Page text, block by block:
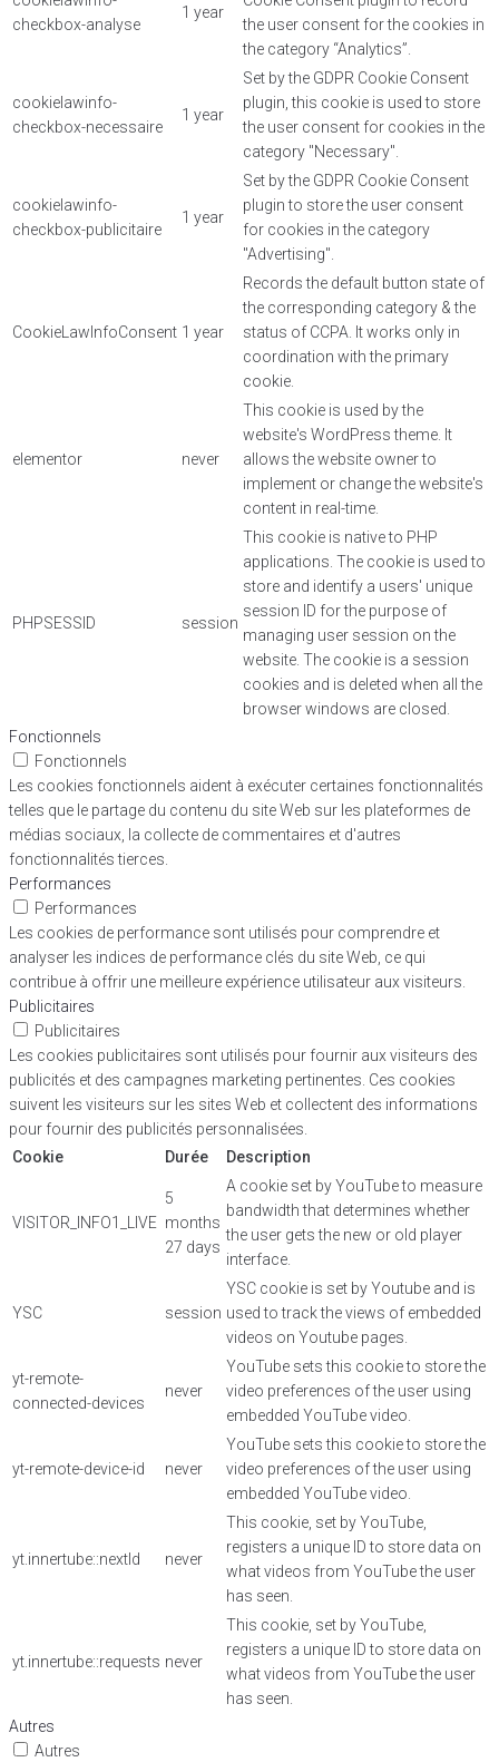
checkbox-analyse
1 year
the user consent for the cookies in
the category “Analytics”.
cookielawinfo-
checkbox-necessaire
1 year
Set by the GDPR Cookie Consent
plugin, this cookie is used to store
the user consent for cookies in the
category "Necessary".
cookielawinfo-
checkbox-publicitaire
1 year
Set by the GDPR Cookie Consent
plugin to store the user consent
for cookies in the category
"Advertising".
CookieLawInfoConsent 1 year
Records the default button state of
the corresponding category & the
status of CCPA. It works only in
coordination with the primary
cookie.
elementor never
This cookie is used by the
website's WordPress theme. It
allows the website owner to
implement or change the website's
content in real-time.
PHPSESSID session
This cookie is native to PHP
applications. The cookie is used to
store and identify a users' unique
session ID for the purpose of
managing user session on the
website. The cookie is a session
cookies and is deleted when all the
browser windows are closed.
Fonctionnels
Fonctionnels
Les cookies fonctionnels aident à exécuter certaines fonctionnalités
telles que le partage du contenu du site Web sur les plateformes de
médias sociaux, la collecte de commentaires et d'autres
fonctionnalités tierces.
Performances
Performances
Les cookies de performance sont utilisés pour comprendre et
analyser les indices de performance clés du site Web, ce qui
contribue à offrir une meilleure expérience utilisateur aux visiteurs.
Publicitaires
Publicitaires
Les cookies publicitaires sont utilisés pour fournir aux visiteurs des
publicités et des campagnes marketing pertinentes. Ces cookies
suivent les visiteurs sur les sites Web et collectent des informations
pour fournir des publicités personnalisées.
Cookie
Durée Description
VISITOR_INFO1_LIVE
5
months
27 days
A cookie set by YouTube to measure
bandwidth that determines whether
the user gets the new or old player
interface.
YSC session
YSC cookie is set by Youtube and is
used to track the views of embedded
videos on Youtube pages.
yt-remote-
connected-devices
never
YouTube sets this cookie to store the
video preferences of the user using
embedded YouTube video.
yt-remote-device-id never
YouTube sets this cookie to store the
video preferences of the user using
embedded YouTube video.
yt.innertube::nextId never
This cookie, set by YouTube,
registers a unique ID to store data on
what videos from YouTube the user
has seen.
yt.innertube::requests never
This cookie, set by YouTube,
registers a unique ID to store data on
what videos from YouTube the user
has seen.
Autres
Autres